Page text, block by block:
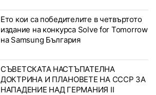
Ето кои са победителите в четвъртото
издание на конкурса Solve for Tomorrow
на Samsung България
СЪВЕТСКАТА НАСТЪПАТЕЛНА
ДОКТРИНА И ПЛАНОВЕТЕ НА СССР ЗА
НАПАДЕНИЕ НАД ГЕРМАНИЯ II